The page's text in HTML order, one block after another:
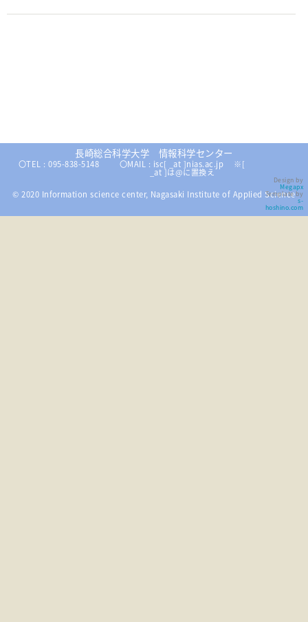
長崎総合科学大学 情報科学センター
〇TEL : 095-838-5148 〇MAIL : isc[ _at ]nias.ac.jp ※[
_at ]は@に置換え
© 2020 Information science center, Nagasaki Institute of Applied Science
Design by
Megapx
Template by
s-
hoshino.com